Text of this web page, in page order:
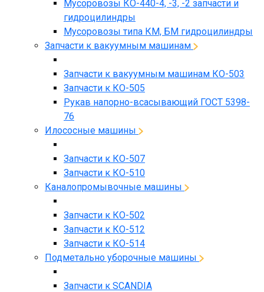
Мусоровозы КО-440-4, -3, -2 запчасти и
гидроцилиндры
Мусоровозы типа КМ, БМ гидроцилиндры
Запчасти к вакуумным машинам
Запчасти к вакуумным машинам КО-503
Запчасти к КО-505
Рукав напорно-всасывающий ГОСТ 5398-
76
Илососные машины
Запчасти к КО-507
Запчасти к КО-510
Каналопромывочные машины
Запчасти к КО-502
Запчасти к КО-512
Запчасти к КО-514
Подметально уборочные машины
Запчасти к SCANDIA